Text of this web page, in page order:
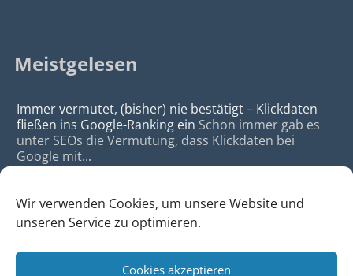
Wir verwenden Cookies, um unsere Website und
unseren Service zu optimieren.
Cookies akzeptieren
Meistgelesen
Immer vermutet, (bisher) nie bestätigt – Klickdaten
fließen ins Google-Ranking ein Schon immer gab es
unter SEOs die Vermutung, dass Klickdaten bei
Google mit...